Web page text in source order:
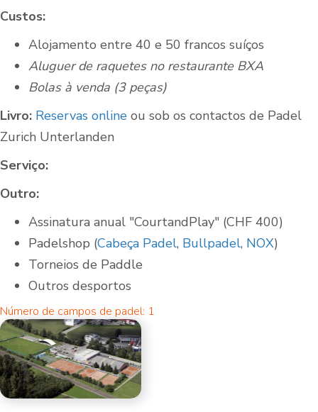
Custos:
Alojamento entre 40 e 50 francos suíços
Aluguer de raquetes no restaurante BXA
Bolas à venda (3 peças)
Livro: Reservas online ou sob os contactos de Padel
Zurich Unterlanden
Serviço:
Outro:
Assinatura anual "CourtandPlay" (CHF 400)
Padelshop (Cabeça Padel, Bullpadel, NOX)
Torneios de Paddle
Outros desportos
Número de campos de padel: 1